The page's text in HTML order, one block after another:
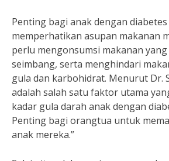
Penting bagi anak dengan
memperhatikan asupan makanan
perlu mengonsumsi makanan
seimbang, serta menghindari
gula dan karbohidrat. Menurut Dr.
adalah salah satu faktor utama
kadar gula darah anak dengan
Penting bagi orangtua untuk
anak mereka.”